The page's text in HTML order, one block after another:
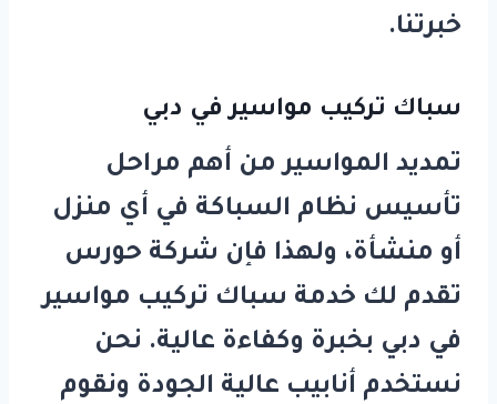
خبرتنا.
سباك تركيب مواسير في دبي
تمديد المواسير من أهم مراحل
تأسيس نظام السباكة في أي منزل
أو منشأة، ولهذا فإن شركة حورس
تقدم لك خدمة سباك تركيب مواسير
في دبي بخبرة وكفاءة عالية. نحن
نستخدم أنابيب عالية الجودة ونقوم